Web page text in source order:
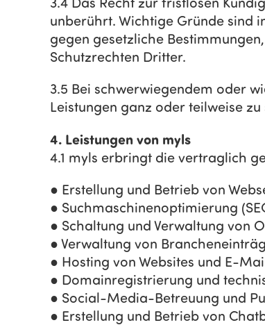
unberührt. Wichtige Gründe sind
gegen gesetzliche
Schutzrechten Dritter.
3.5 Bei schwerwiegendem oder
Leistungen ganz oder teilweise
4. Leistungen von myls
4.1 myls erbringt die vertraglich
● Erstellung und Betrieb von
● Suchmaschinenoptimierung
● Schaltung und Verwaltung von
● Verwaltung von
● Hosting von Websites und E-
● Domainregistrierung und
● Social-Media-Betreuung und
● Erstellung und Betrieb von